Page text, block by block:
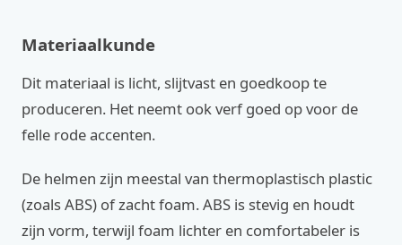
Materiaalkunde
Dit materiaal is licht, slijtvast en goedkoop te
produceren. Het neemt ook verf goed op voor de
felle rode accenten.
De helmen zijn meestal van thermoplastisch plastic
(zoals ABS) of zacht foam. ABS is stevig en houdt
zijn vorm, terwijl foam lichter en comfortabeler is